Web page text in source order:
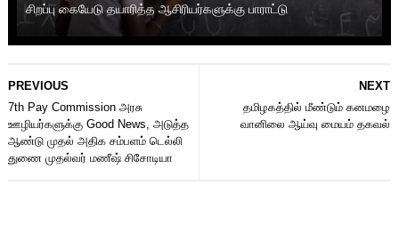
சிறப்பு கையேடு தயாரித்த ஆசிரியர்களுக்கு பாராட்டு
NEXT
தமிழகத்தில் மீண்டும் கனமழை
வானிலை ஆய்வு மையம் தகவல்
PREVIOUS
7th Pay Commission அரசு
ஊழியர்களுக்கு Good News, அடுத்த
ஆண்டு முதல் அதிக சம்பளம் டெல்லி
துணை முதல்வர் மணீஷ் சிசோடியா